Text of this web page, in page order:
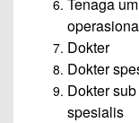
Dokter
Dokter
Dokter sub
spesialis